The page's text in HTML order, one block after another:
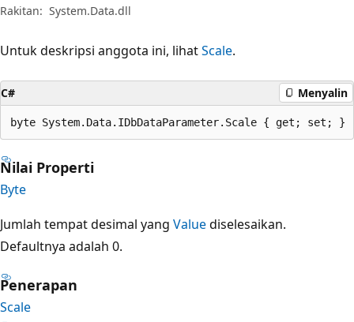
Rakitan: System.Data.dll
Untuk deskripsi anggota ini, lihatScale.
C# Menyalin
byte System.Data.IDbDataParameter.Scale { get; set; }
Nilai Properti
Byte
Jumlah tempat desimal yang Valuediselesaikan.
Defaultnya adalah 0.
Penerapan
Scale